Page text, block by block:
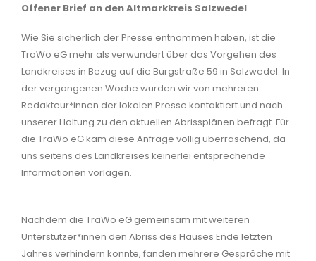
Offener Brief an den Altmarkkreis Salzwedel
Wie Sie sicherlich der Presse entnommen haben, ist die
TraWo eG mehr als verwundert über das Vorgehen des
Landkreises in Bezug auf die Burgstraße 59 in Salzwedel. In
der vergangenen Woche wurden wir von mehreren
Redakteur*innen der lokalen Presse kontaktiert und nach
unserer Haltung zu den aktuellen Abrissplänen befragt. Für
die TraWo eG kam diese Anfrage völlig überraschend, da
uns seitens des Landkreises keinerlei entsprechende
Informationen vorlagen.
Nachdem die TraWo eG gemeinsam mit weiteren
Unterstützer*innen den Abriss des Hauses Ende letzten
Jahres verhindern konnte, fanden mehrere Gespräche mit